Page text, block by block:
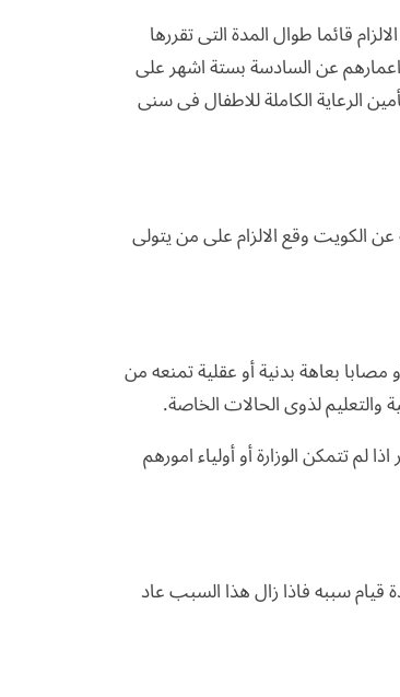
قائما طوال المدة التى تقررها
اعمارهم عن السادسة بستة اشهر على
الرعاية الكاملة للاطفال فى سنى
عن الكويت وقع الالزام على من يتولى
مصابا بعاهة بدنية أو عقلية تمنعه من
والتعليم لذوى الحالات الخاصة.
تتمكن الوزارة أو أولياء امورهم
قيام سببه فاذا زال هذا السبب عاد